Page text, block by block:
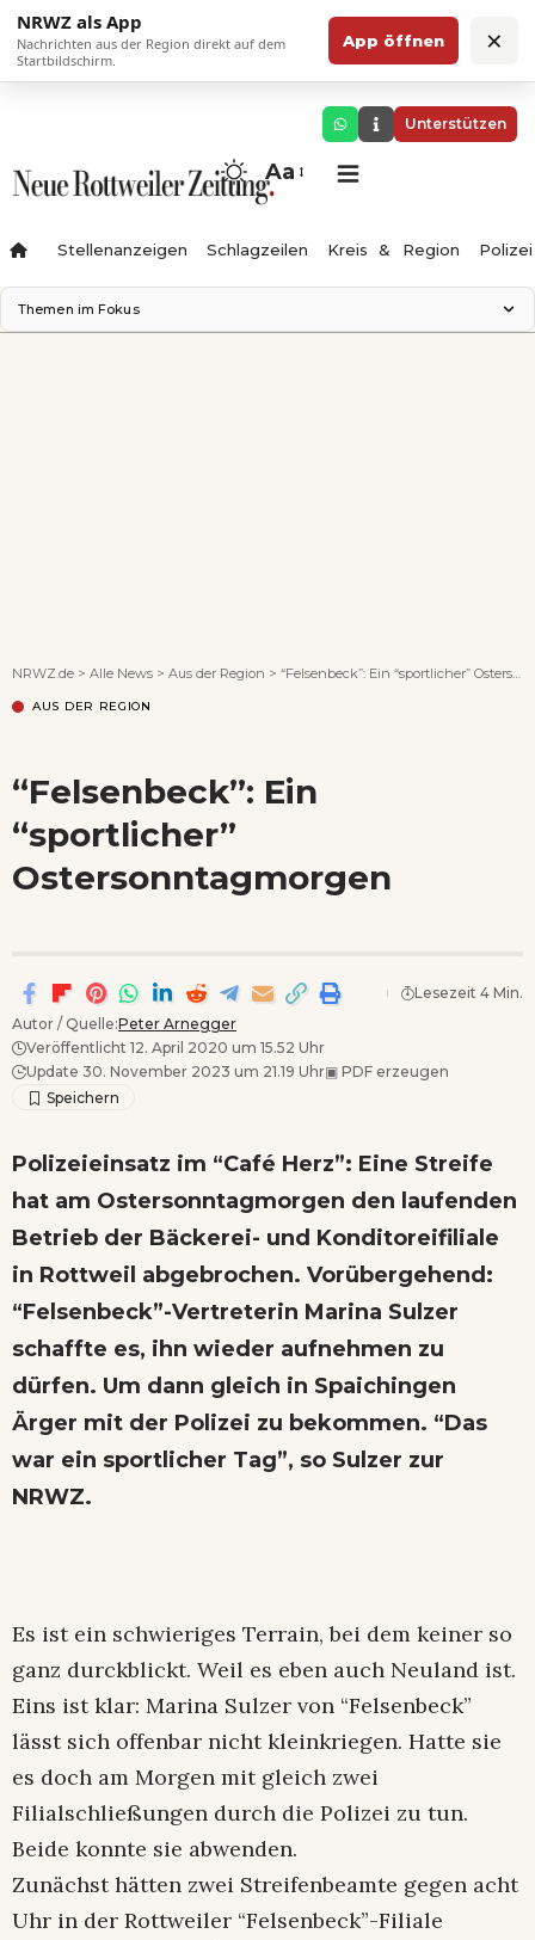
NRWZ als App
Nachrichten aus der Region direkt auf dem
Startbildschirm.
App öffnen ×
Unterstützen
Aa
Stellenanzeigen Schlagzeilen Kreis & Region Polizei
Themen im Fokus
NRWZ.de > Alle News > Aus der Region > “Felsenbeck”: Ein “sportlicher” Ostersonntagmorgen
AUS DER REGION
“Felsenbeck”: Ein
“sportlicher”
Ostersonntagmorgen
Autor / Quelle:Peter Arnegger
Veröffentlicht 12. April 2020 um 15.52 Uhr
Update 30. November 2023 um 21.19 Uhr▣ PDF erzeugen
Lesezeit 4 Min.
Polizeieinsatz im “Café Herz”: Eine Streife
hat am Ostersonntagmorgen den laufenden
Betrieb der Bäckerei- und Konditoreifiliale
in Rottweil abgebrochen. Vorübergehend:
“Felsenbeck”-Vertreterin Marina Sulzer
schaffte es, ihn wieder aufnehmen zu
dürfen. Um dann gleich in Spaichingen
Ärger mit der Polizei zu bekommen. “Das
war ein sportlicher Tag”, so Sulzer zur
NRWZ.
Es ist ein schwieriges Terrain, bei dem keiner so
ganz durckblickt. Weil es eben auch Neuland ist.
Eins ist klar: Marina Sulzer von “Felsenbeck”
lässt sich offenbar nicht kleinkriegen. Hatte sie
es doch am Morgen mit gleich zwei
Filialschließungen durch die Polizei zu tun.
Beide konnte sie abwenden.
Zunächst hätten zwei Streifenbeamte gegen acht
Uhr in der Rottweiler “Felsenbeck”-Filiale